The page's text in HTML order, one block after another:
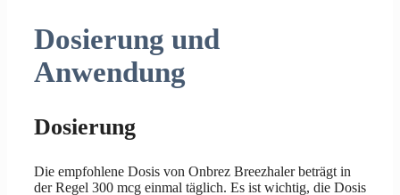
Dosierung und
Anwendung
Dosierung
Die empfohlene Dosis von Onbrez Breezhaler beträgt in
der Regel 300 mcg einmal täglich. Es ist wichtig, die Dosis